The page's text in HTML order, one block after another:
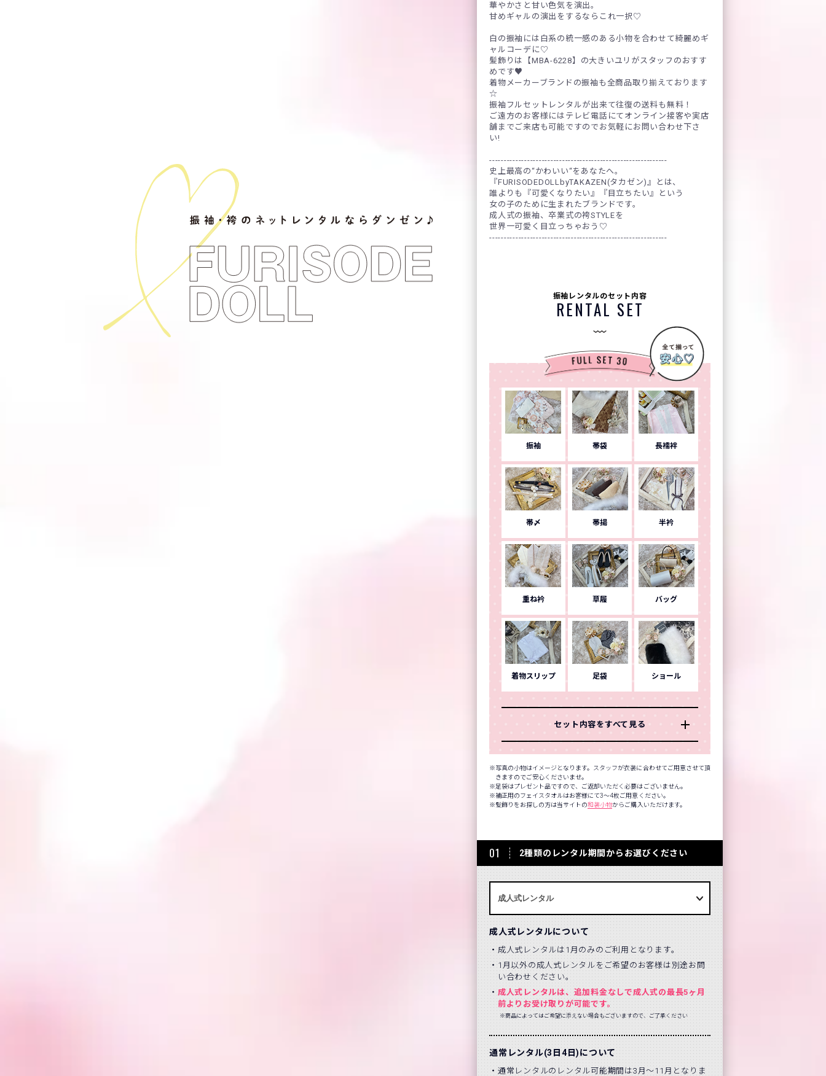
華やかさと甘い色気を演出。
甘めギャルの演出をするならこれ一択♡
白の振袖には白系の統一感のある小物を合わせて綺麗めギ
ャルコーデに♡
髪飾りは【MBA-6228】の大きいユリがスタッフのおすす
めです♥
着物メーカーブランドの振袖も全商品取り揃えております
☆
振袖フルセットレンタルが出来て往復の送料も無料！
ご遠方のお客様にはテレビ電話にてオンライン接客や実店
舗までご来店も可能ですのでお気軽にお問い合わせ下さ
い!
-------------------------------------------------------------
史上最高の“かわいい“をあなたへ。
『FURISODEDOLLbyTAKAZEN(タカゼン)』とは、
誰よりも『可愛くなりたい』『目立ちたい』という
女の子のために生まれたブランドです。
成人式の振袖、卒業式の袴STYLEを
世界一可愛く目立っちゃおう♡
-------------------------------------------------------------
振袖レンタルのセット内容
RENTAL SET
振袖 帯袋 長襦袢
帯〆 帯揚 半衿
重ね衿 草履 バッグ
着物スリップ 足袋 ショール
セット内容をすべて見る
写真の小物はイメージとなります。スタッフが衣装に合わせてご用意させて頂
きますのでご安心くださいませ。
足袋はプレゼント品ですので、ご返却いただく必要はございません。
補正用のフェイスタオルはお客様にて3～4枚ご用意ください。
髪飾りをお探しの方は当サイトの和装小物からご購入いただけます。
01 2種類のレンタル期間からお選びください
成人式レンタルについて
成人式レンタルは1月のみのご利用となります。
1月以外の成人式レンタルをご希望のお客様は別途お問
い合わせください。
成人式レンタルは、追加料金なしで成人式の最長5ヶ月
前よりお受け取りが可能です。
※商品によってはご希望に添えない場合もございますので、ご了承ください
通常レンタル(3日4日)について
通常レンタルのレンタル可能期間は3月～11月となりま